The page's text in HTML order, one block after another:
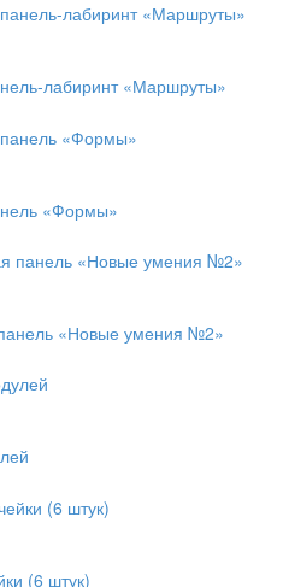
лабиринт «Маршруты»
«Формы»
«Новые умения №2»
(6 штук)